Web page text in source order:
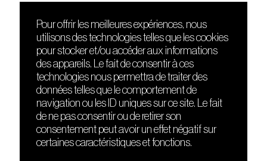
DÉCOUVRIR
Le lieu
Contact
Presse
Cours de DJing
TMLAB
FRIENDS
Nuits sonores
HEAT
Hôtel71
La Gaîté Lyrique
Pour offrir les meilleures expériences, nous
utilisons des technologies telles que les cookies
pour stocker et/ou accéder aux informations
des appareils. Le fait de consentir à ces
technologies nous permettra de traiter des
données telles que le comportement de
navigation ou les ID uniques sur ce site. Le fait
de ne pas consentir ou de retirer son
consentement peut avoir un effet négatif sur
certaines caractéristiques et fonctions.